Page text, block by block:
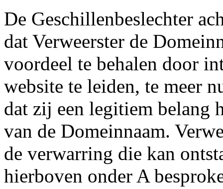
De Geschillenbeslechter
dat Verweerster de
voordeel te behalen door
website te leiden, te meer
dat zij een legitiem belang
van de Domeinnaam.
de verwarring die kan
hierboven onder A